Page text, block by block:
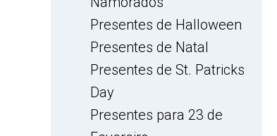
Presentes de Halloween
Presentes de Natal
Presentes de St. Patricks
Day
Presentes para 23 de